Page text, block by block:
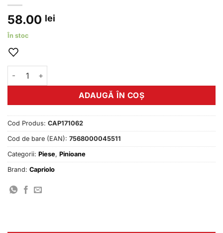
58.00 lei
În stoc
Cantitate Pinion 6 viteze cu index Multiple
ADAUGĂ ÎN COȘ
Cod Produs: CAP171062
Cod de bare (EAN): 7568000045511
Categorii: Piese, Pinioane
Brand: Capriolo